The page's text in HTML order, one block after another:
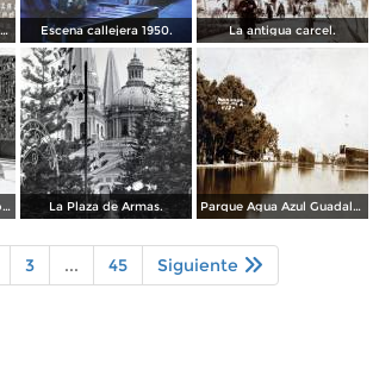
Calzada de La Independencia Guadalajara, Jalisco. ( Circulada el 10 de Febrero de 1931 ). Escena callejera 1950. La antigua carcel.
Planta de luz Electrica Colimilla. ( Fechada el 1 de Octubre de 1950 ). La Plaza de Armas. Parque Agua Azul Guadalajara, Jalisco.
3 ... 45 Siguiente